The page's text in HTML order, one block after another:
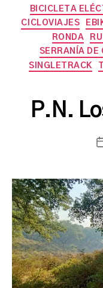
BICICLETA
CICLOVIAJES
RONDA
SERRANÍA DE
SINGLETRACK
P.N.